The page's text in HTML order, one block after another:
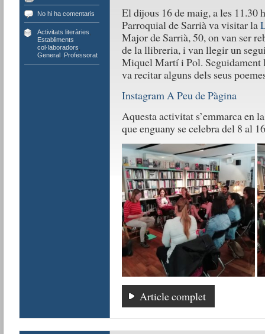
No hi ha comentaris
Activitats literàries
Establiments
col·laboradors
General, Professorat
El dijous 16 de maig, a les 11.30
Parroquial de Sarrià va visitar la
Major de Sarrià, 50, on van ser
de la llibreria, i van llegir un
Miquel Martí i Pol. Seguidament
va recitar alguns dels seus
Instagram A Peu de Pàgina
Aquesta activitat s’emmarca en
que enguany se celebra del 8 al
Article complet